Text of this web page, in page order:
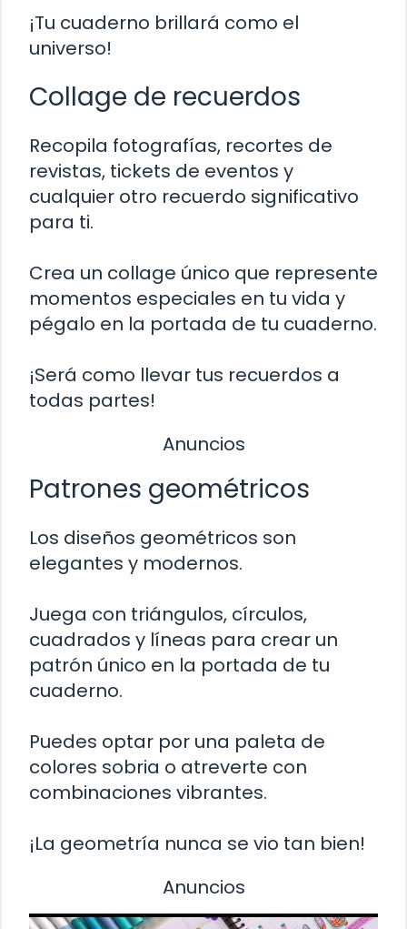
¡Tu cuaderno brillará como el
universo!
Collage de recuerdos
Recopila fotografías, recortes de
revistas, tickets de eventos y
cualquier otro recuerdo significativo
para ti.
Crea un collage único que represente
momentos especiales en tu vida y
pégalo en la portada de tu cuaderno.
¡Será como llevar tus recuerdos a
todas partes!
Anuncios
Patrones geométricos
Los diseños geométricos son
elegantes y modernos.
Juega con triángulos, círculos,
cuadrados y líneas para crear un
patrón único en la portada de tu
cuaderno.
Puedes optar por una paleta de
colores sobria o atreverte con
combinaciones vibrantes.
¡La geometría nunca se vio tan bien!
Anuncios